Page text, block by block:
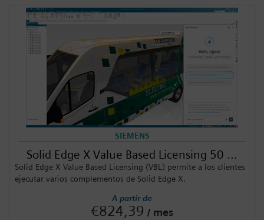
SIEMENS
Solid Edge X Value Based Licensing 50 ...
Solid Edge X Value Based Licensing (VBL) permite a los clientes
ejecutar varios complementos de Solid Edge X.
A partir de
€824,39 / mes